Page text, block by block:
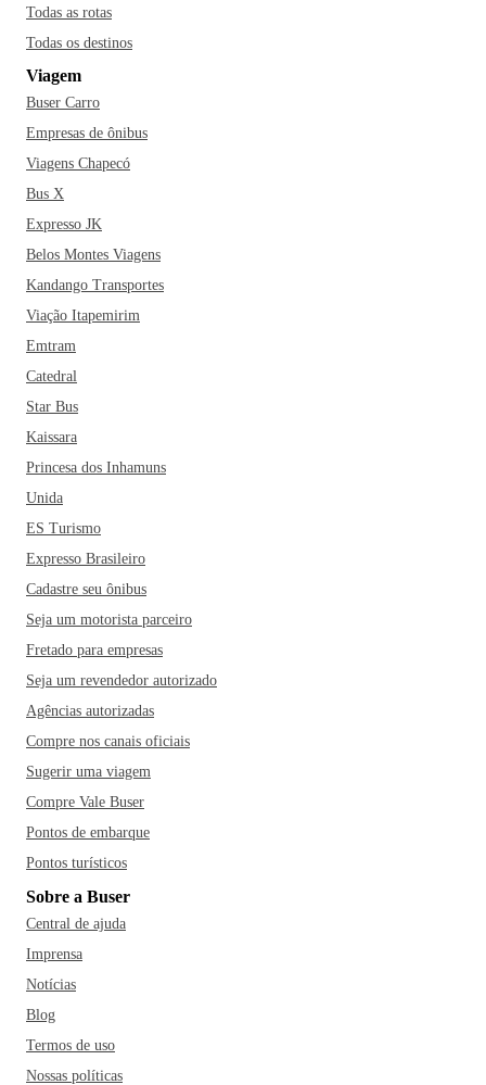
Todas as rotas
Todas os destinos
Viagem
Buser Carro
Empresas de ônibus
Viagens Chapecó
Bus X
Expresso JK
Belos Montes Viagens
Kandango Transportes
Viação Itapemirim
Emtram
Catedral
Star Bus
Kaissara
Princesa dos Inhamuns
Unida
ES Turismo
Expresso Brasileiro
Cadastre seu ônibus
Seja um motorista parceiro
Fretado para empresas
Seja um revendedor autorizado
Agências autorizadas
Compre nos canais oficiais
Sugerir uma viagem
Compre Vale Buser
Pontos de embarque
Pontos turísticos
Sobre a Buser
Central de ajuda
Imprensa
Notícias
Blog
Termos de uso
Nossas políticas